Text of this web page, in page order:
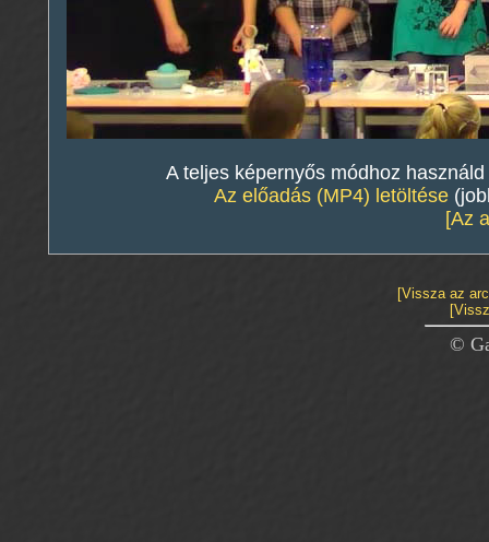
A teljes képernyős módhoz
Az előadás (MP4) letöltése
[Az
[Vissza az
©